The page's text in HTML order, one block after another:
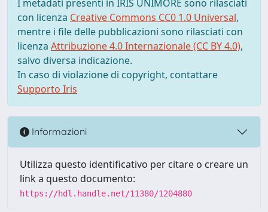
I metadati presenti in IRIS UNIMORE sono rilasciati
con licenza Creative Commons CC0 1.0 Universal,
mentre i file delle pubblicazioni sono rilasciati con
licenza Attribuzione 4.0 Internazionale (CC BY 4.0),
salvo diversa indicazione.
In caso di violazione di copyright, contattare
Supporto Iris
Informazioni
Utilizza questo identificativo per citare o creare un
link a questo documento:
https://hdl.handle.net/11380/1204880